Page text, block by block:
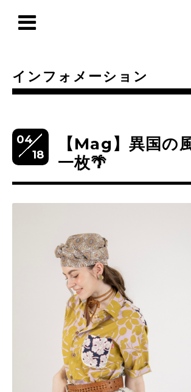
インフォメーション
04
18
【Mag】異国の
一枚🌴